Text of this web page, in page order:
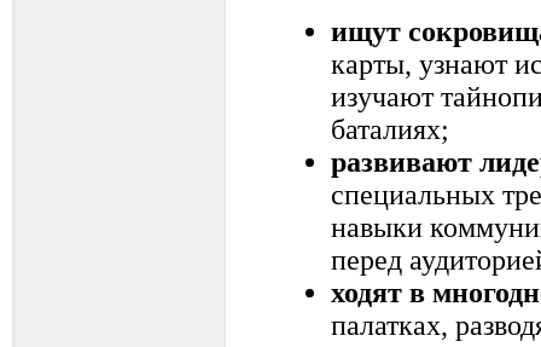
ищут
карты, узнают
изучают
баталиях;
развивают
специальных
навыки
перед
ходят в
палатках,